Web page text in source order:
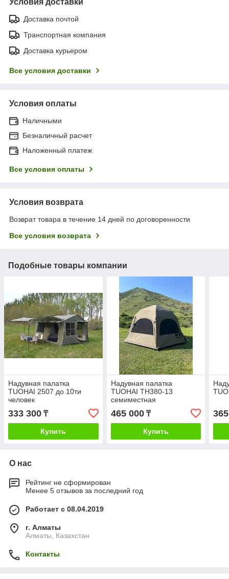
Доставка почтой
Транспортная компания
Доставка курьером
Все условия доставки
Условия оплаты
Наличными
Безналичный расчет
Наложенный платеж
Все условия оплаты
Условия возврата
Возврат товара в течение 14 дней по договоренности
Все условия возврата
Подобные товары компании
Надувная палатка
TUOHAI 2507 до 10ти
человек
333 300 ₸
Купить
Надувная палатка
TUOHAI TH380-13
семиместная
465 000₸
Купить
О нас
Рейтинг не сформирован
Менее 5 отзывов за последний год
Работает с 08.04.2019
г. Алматы
Алматы, Казахстан
Контакты